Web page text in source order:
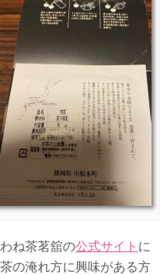
ね茶茗舘の公式サイト に
の淹れ方に興味がある方